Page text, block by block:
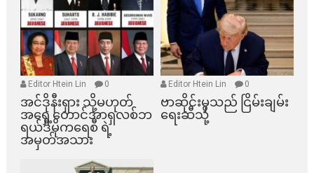
Editor Htein Lin 0
အင်ဒိုနီးရှား သို့မဟုတ်
အရှေ့တောင်အာရှလစ်ဘ
ရယ်ဒီမိုကရေစီ ရဲ့
အမှတ်အသား
Editor Htein Lin 0
ဗာဆိုင်းမှသည် ငြိမ်းချမ်း
ရေးဆီသို့